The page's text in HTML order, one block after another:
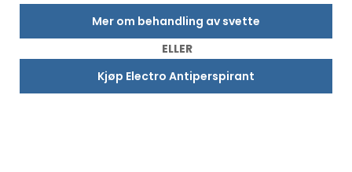
Mer om behandling av svette
ELLER
Kjøp Electro Antiperspirant